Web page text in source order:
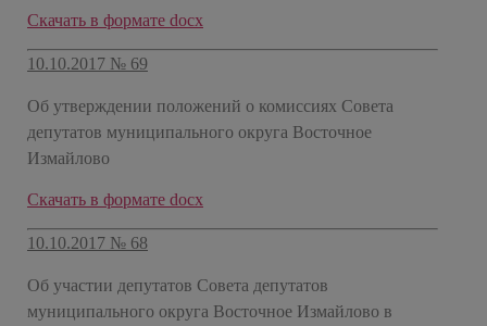
Скачать в формате docx
10.10.2017 № 69
Об утверждении положений о комиссиях Совета
депутатов муниципального округа Восточное
Измайлово
Скачать в формате docx
10.10.2017 № 68
Об участии депутатов Совета депутатов
муниципального округа Восточное Измайлово в